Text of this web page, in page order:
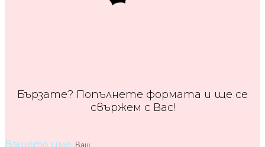
Бързате? Попълнете формата и ще се
свържем с Вас!
Вашето име